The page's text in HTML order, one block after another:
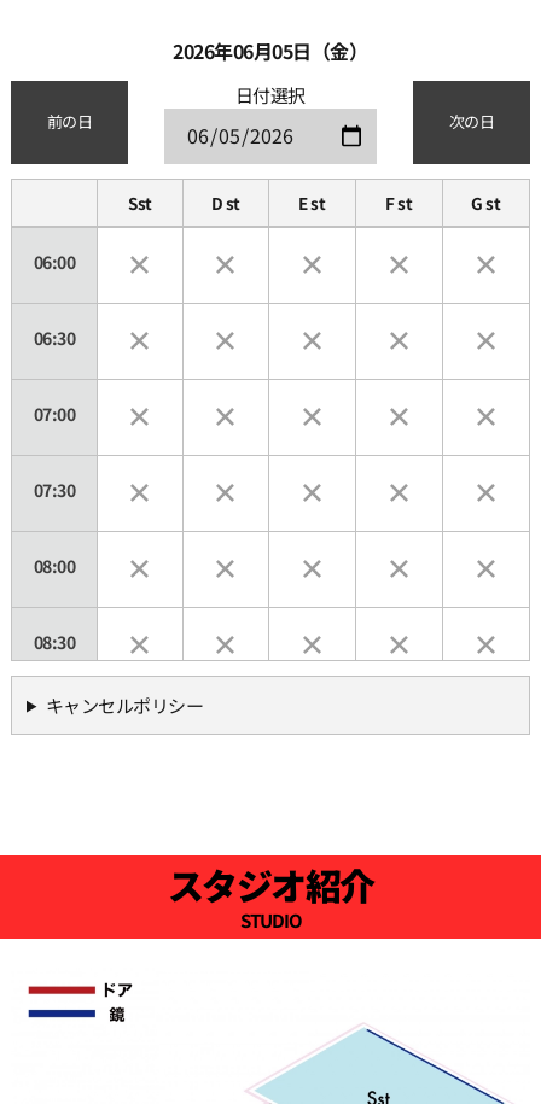
2026年06月05日（金）
前の日
日付選択
次の日
Sst D st E st F st G st
06:00
06:30
07:00
07:30
08:00
08:30
09:00
10:30
11:00
キャンセルポリシー
スタジオ紹介
STUDIO